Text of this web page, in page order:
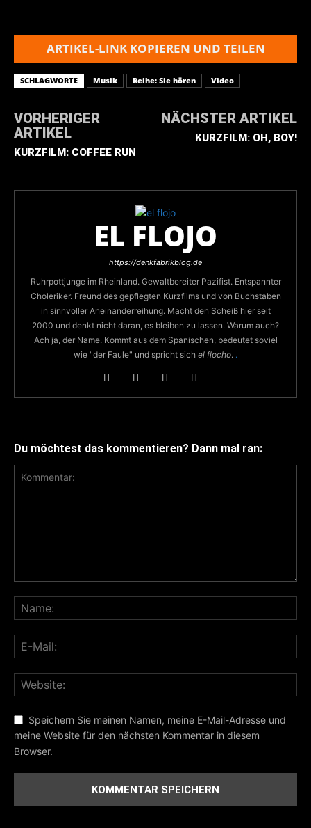
ARTIKEL-LINK KOPIEREN UND TEILEN
SCHLAGWORTE Musik Reihe: Sie hören Video
VORHERIGER
ARTIKEL
KURZFILM: COFFEE RUN
NÄCHSTER ARTIKEL
KURZFILM: OH, BOY!
EL FLOJO
https://denkfabrikblog.de
Ruhrpottjunge im Rheinland. Gewaltbereiter Pazifist. Entspannter
Choleriker. Freund des gepflegten Kurzfilms und von Buchstaben
in sinnvoller Aneinanderreihung. Macht den Scheiß hier seit
2000 und denkt nicht daran, es bleiben zu lassen. Warum auch?
Ach ja, der Name. Kommt aus dem Spanischen, bedeutet soviel
wie "der Faule" und spricht sich el flocho. .
Du möchtest das kommentieren? Dann mal ran:
Speichern Sie meinen Namen, meine E-Mail-Adresse und
meine Website für den nächsten Kommentar in diesem
Browser.